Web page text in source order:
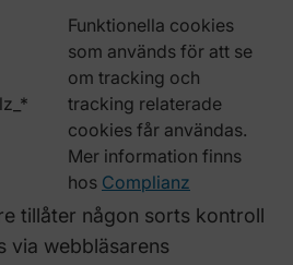
Funktionella cookies
som används för att se
om tracking och
tracking relaterade
cookies får användas.
Mer information finns
hos Complianz
tillåter någon sorts kontroll
via webbläsarens